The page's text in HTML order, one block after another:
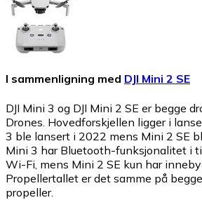
I sammenligning med DJI Mini 2 SE
DJI Mini 3 og DJI Mini 2 SE er begge
Drones. Hovedforskjellen ligger i
3 ble lansert i 2022 mens Mini 2 SE
Mini 3 har Bluetooth-funksjonalitet i
Wi-Fi, mens Mini 2 SE kun har
Propellertallet er det samme på
propeller.